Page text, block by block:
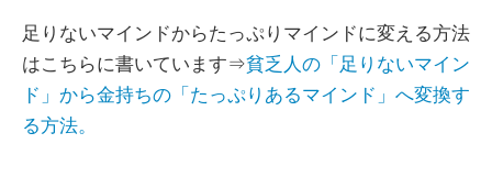
足りないマインドからたっぷりマインドに変える方法
はこちらに書いています⇒貧乏人の「足りないマイン
ド」から金持ちの「たっぷりあるマインド」へ変換す
る方法。